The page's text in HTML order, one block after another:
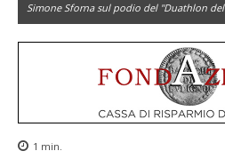
Simone Sforna sul podio del "Duathlon
1 min.